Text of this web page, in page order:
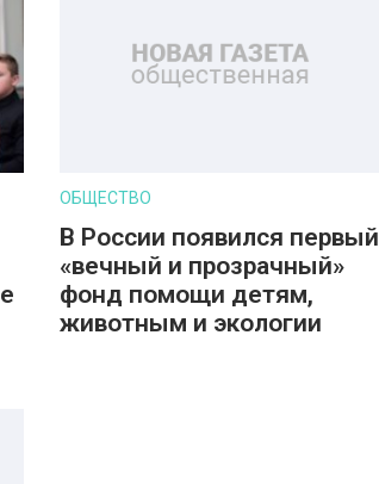
ОБЩЕСТВО
В России появился первый
«вечный и прозрачный»
фонд помощи детям,
животным и экологии